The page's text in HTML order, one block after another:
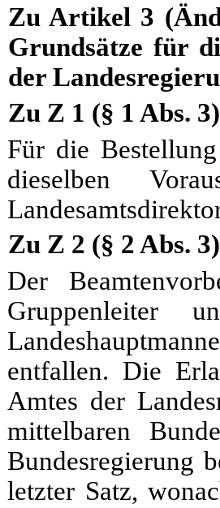
Zu Artikel 3
Grundsätze für
der
Zu Z 1 (§ 1 Abs.
Für die
dieselben
Zu Z 2 (§ 2 Abs.
Der
Gruppenleiter
entfallen. Die
Amtes der
mittelbaren
Bundesregierung
letzter Satz,